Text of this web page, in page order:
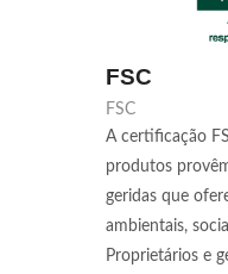
FSC
FSC
A certificação
produtos
geridas que
ambientais,
Proprietários e